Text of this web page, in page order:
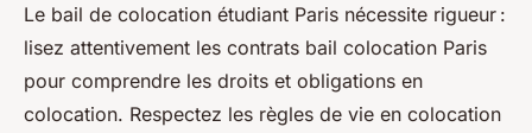
Le bail de colocation étudiant Paris nécessite rigueur :
lisez attentivement les contrats bail colocation Paris
pour comprendre les droits et obligations en
colocation. Respectez les règles de vie en colocation